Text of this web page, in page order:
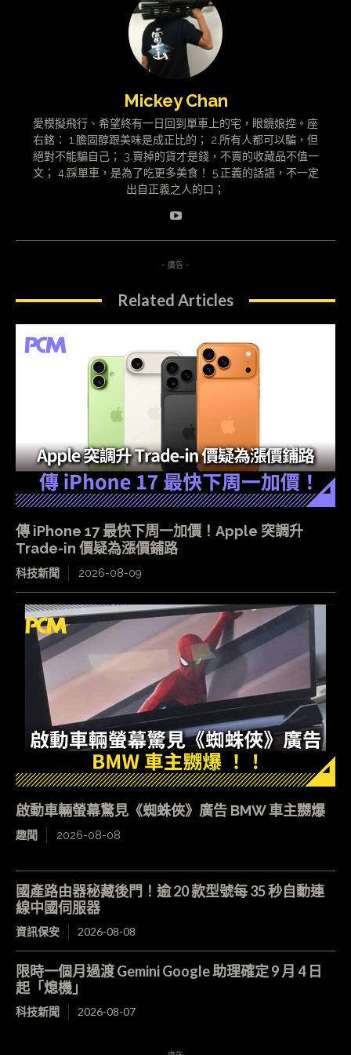
Mickey Chan
愛模擬飛行、希望終有一日回到單車上的宅，眼鏡娘控。座
右銘： 1.膽固醇跟美味是成正比的； 2.所有人都可以騙，但
絕對不能騙自己； 3.賣掉的貨才是錢，不賣的收藏品不值一
文； 4.踩單車，是為了吃更多美食！ 5.正義的話語，不一定
出自正義之人的口；
- 廣告 -
Related Articles
傳 iPhone 17 最快下周一加價！Apple 突調升
Trade-in 價疑為漲價鋪路
科技新聞 2026-08-09
啟動車輛螢幕驚見《蜘蛛俠》廣告 BMW 車主嬲爆
趣聞 2026-08-08
國產路由器秘藏後門！逾 20 款型號每 35 秒自動連
線中國伺服器
資訊保安 2026-08-08
限時一個月過渡 Gemini Google 助理確定 9 月 4 日
起「熄機」
科技新聞 2026-08-07